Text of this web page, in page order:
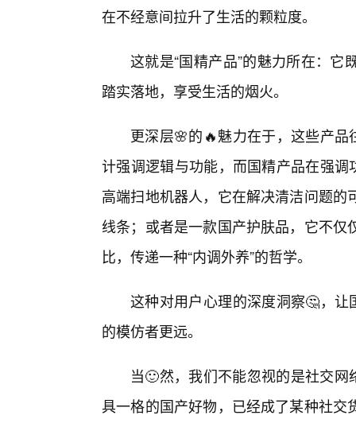
在不经意间拉升了生活的颗粒度。
这就是“国精产品”的魅力所在：
踏实落地，享受生活的烟火。
更深层🌸的🔥魅力在于，这些产品
计强调逻辑与功能，而国精产品在强
高端扫地机器人，它在解决清洁问题
线条；或者是一款国产护肤品，它不
比，传递一种“内调外养”的哲学。
这种对用户心理的深度洞察🤔，让
的模仿者更远。
当🙂然，我们不能忽视的是社交
具一格的国产好物，已经成了某种社